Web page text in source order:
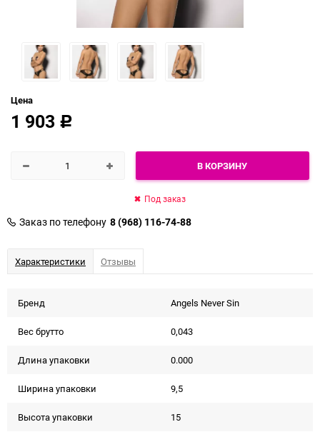
Цена
1 903 Р
В КОРЗИНУ
Под заказ
Заказ по телефону 8 (968) 116-74-88
Характеристики Отзывы
Бренд Angels Never Sin
Вес брутто 0,043
Длина упаковки 0.000
Ширина упаковки 9,5
Высота упаковки 15